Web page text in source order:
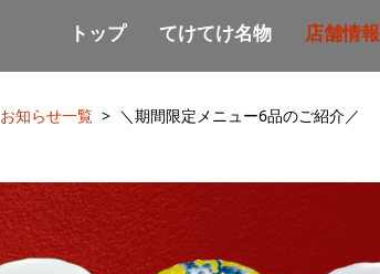
トップ てけてけ名物 店舗情報
お知らせ一覧 ＼期間限定メニュー6品のご紹介／